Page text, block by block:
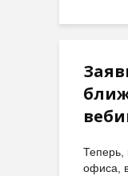
Теперь,
офиса,